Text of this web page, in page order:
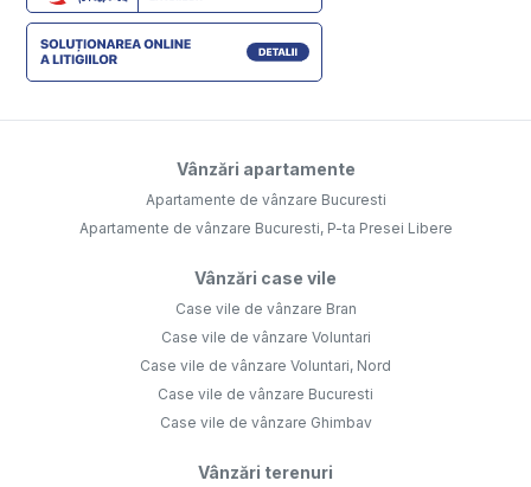
Vânzări apartamente
Apartamente de vânzare Bucuresti
Apartamente de vânzare Bucuresti, P-ta Presei Libere
Vânzări case vile
Case vile de vânzare Bran
Case vile de vânzare Voluntari
Case vile de vânzare Voluntari, Nord
Case vile de vânzare Bucuresti
Case vile de vânzare Ghimbav
Vânzări terenuri